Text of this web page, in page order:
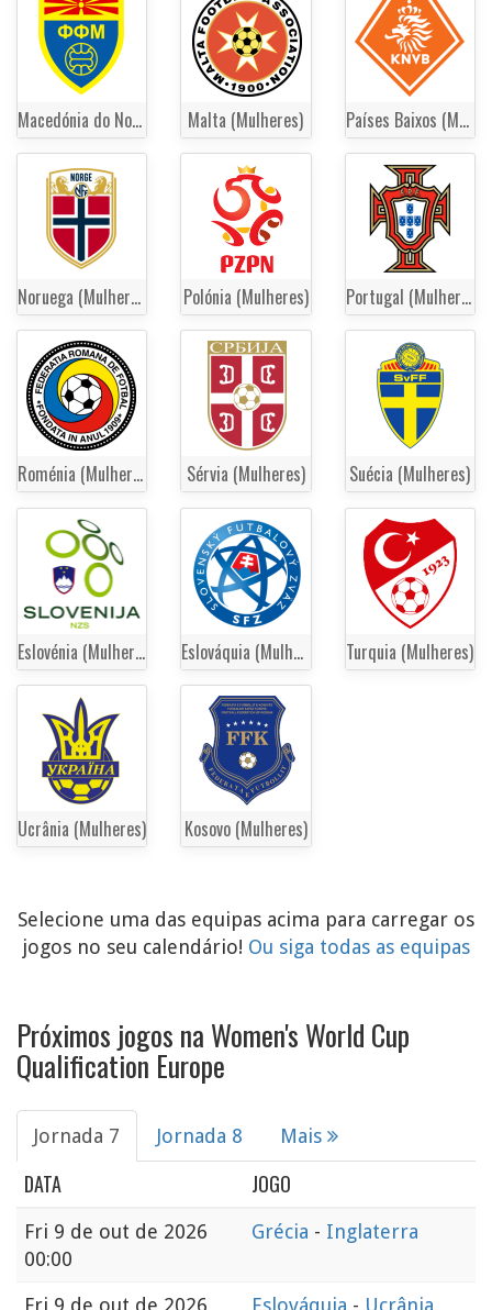
Macedónia do Norte (Mulheres) Malta (Mulheres) Países Baixos (Mulheres)
Noruega (Mulheres) Polónia (Mulheres) Portugal (Mulheres)
Roménia (Mulheres) Sérvia (Mulheres) Suécia (Mulheres)
Eslovénia (Mulheres) Eslováquia (Mulheres) Turquia (Mulheres)
Ucrânia (Mulheres) Kosovo (Mulheres)
Selecione uma das equipas acima para carregar os
jogos no seu calendário! Ou siga todas as equipas
Próximos jogos na Women's World Cup
Qualification Europe
Jornada 7 Jornada 8 Mais
DATA JOGO
Fri 9 de out de 2026
00:00
Grécia - Inglaterra
Fri 9 de out de 2026
Eslováquia - Ucrânia